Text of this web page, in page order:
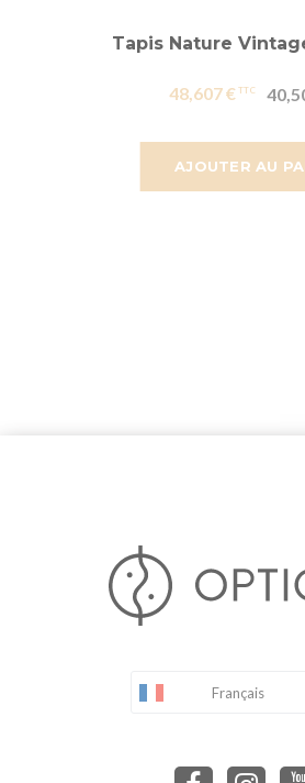
AJOUTER AU
Tapis Nature
48,607 €
Français